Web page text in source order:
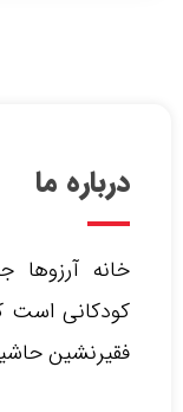
درباره ما
خانه آرزوها
کودکانی است
فقیرنشین